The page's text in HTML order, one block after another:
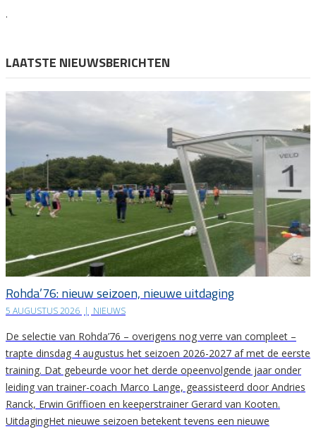
.
LAATSTE NIEUWSBERICHTEN
Rohda’76: nieuw seizoen, nieuwe uitdaging
5 AUGUSTUS 2026 | NIEUWS
De selectie van Rohda’76 – overigens nog verre van compleet –
trapte dinsdag 4 augustus het seizoen 2026-2027 af met de eerste
training. Dat gebeurde voor het derde opeenvolgende jaar onder
leiding van trainer-coach Marco Lange, geassisteerd door Andries
Ranck, Erwin Griffioen en keeperstrainer Gerard van Kooten.
UitdagingHet nieuwe seizoen betekent tevens een nieuwe